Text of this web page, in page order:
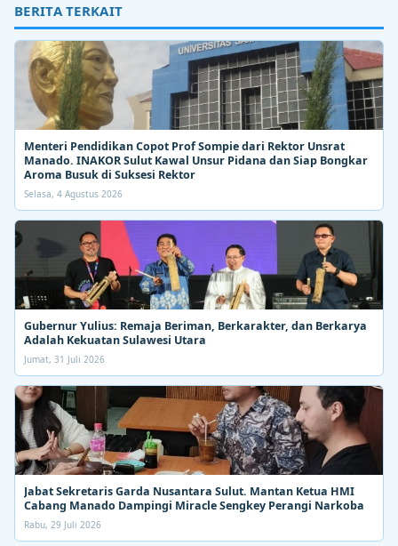
BERITA TERKAIT
Menteri Pendidikan Copot Prof Sompie dari Rektor Unsrat
Manado. INAKOR Sulut Kawal Unsur Pidana dan Siap Bongkar
Aroma Busuk di Suksesi Rektor
Selasa, 4 Agustus 2026
Gubernur Yulius: Remaja Beriman, Berkarakter, dan Berkarya
Adalah Kekuatan Sulawesi Utara
Jumat, 31 Juli 2026
Jabat Sekretaris Garda Nusantara Sulut. Mantan Ketua HMI
Cabang Manado Dampingi Miracle Sengkey Perangi Narkoba
Rabu, 29 Juli 2026